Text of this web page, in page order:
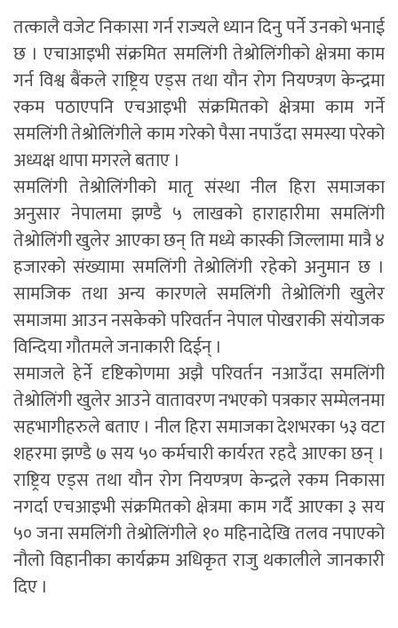
तत्कालै वजेट निकासा गर्न राज्यले ध्यान दिनु पर्ने उनको भनाई
छ । एचाआइभी संक्रमित समलिंगी तेश्रोलिंगीको क्षेत्रमा काम
गर्न विश्व बैंकले राष्ट्रिय एड्स तथा यौन रोग नियण्त्रण केन्द्रमा
रकम पठाएपनि एचआइभी संक्रमितको क्षेत्रमा काम गर्ने
समलिंगी तेश्रोलिंगीले काम गरेको पैसा नपाउँदा समस्या परेको
अध्यक्ष थापा मगरले बताए ।
समलिंगी तेश्रोलिंगीको मातृ संस्था नील हिरा समाजका
अनुसार नेपालमा झण्डै ५ लाखको हाराहारीमा समलिंगी
तेश्रोलिंगी खुलेर आएका छन् ति मध्ये कास्की जिल्लामा मात्रै ४
हजारको संख्यामा समलिंगी तेश्रोलिंगी रहेको अनुमान छ ।
सामजिक तथा अन्य कारणले समलिंगी तेश्रोलिंगी खुलेर
समाजमा आउन नसकेको परिवर्तन नेपाल पोखराकी संयोजक
विन्दिया गौतमले जनाकारी दिईन् ।
समाजले हेर्ने दृष्टिकोणमा अझै परिवर्तन नआउँदा समलिंगी
तेश्रोलिंगी खुलेर आउने वातावरण नभएको पत्रकार सम्मेलनमा
सहभागीहरुले बताए । नील हिरा समाजका देशभरका ५३ वटा
शहरमा झण्डै ७ सय ५० कर्मचारी कार्यरत रहदै आएका छन् ।
राष्ट्रिय एड्स तथा यौन रोग नियण्त्रण केन्द्रले रकम निकासा
नगर्दा एचआइभी संक्रमितको क्षेत्रमा काम गर्दै आएका ३ सय
५० जना समलिंगी तेश्रोलिंगीले १० महिनादेखि तलव नपाएको
नौलो विहानीका कार्यक्रम अधिकृत राजु थकालीले जानकारी
दिए ।